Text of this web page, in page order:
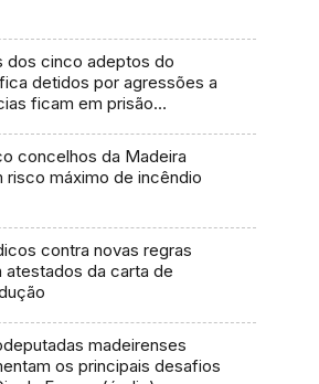
dos cinco adeptos do
detidos por agressões a
ficam em prisão
concelhos da Madeira
risco máximo de incêndio
contra novas regras
atestados da carta de
madeirenses
os principais desafios